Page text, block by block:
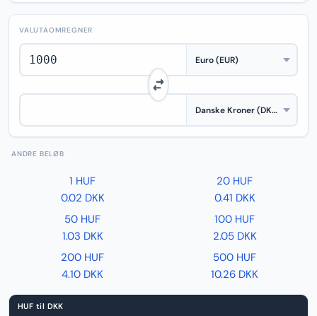
VALUTAOMREGNER
ANDRE BELØB
1 HUF
0.02 DKK
20 HUF
0.41 DKK
50 HUF
1.03 DKK
100 HUF
2.05 DKK
200 HUF
4.10 DKK
500 HUF
10.26 DKK
HUF til DKK